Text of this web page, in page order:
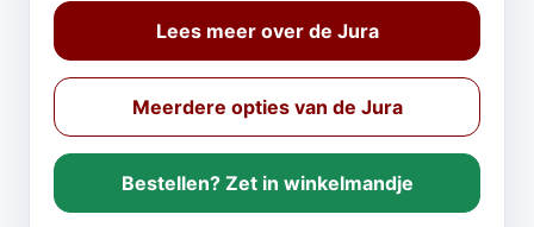
Lees meer over de Jura
Meerdere opties van de Jura
Bestellen? Zet in winkelmandje